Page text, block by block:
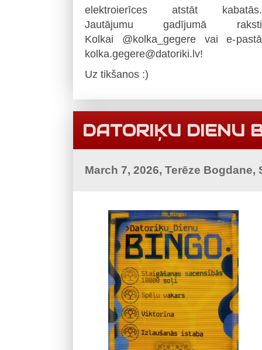
elektroierīces atstāt kabatās.
Jautājumu gadījumā raksti
Kolkai @kolka_gegere vai e-pastā
kolka.gegere@datoriki.lv!
Uz tikšanos :)
DATORIĶU DIENU
March 7, 2026, Terēze Bogdane,